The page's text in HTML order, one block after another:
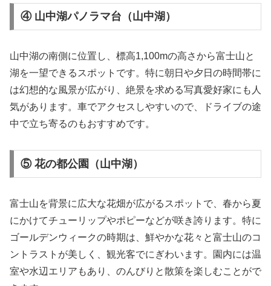
④ 山中湖パノラマ台（山中湖）
山中湖の南側に位置し、標高1,100mの高さから富士山と
湖を一望できるスポットです。特に朝日や夕日の時間帯に
は幻想的な風景が広がり、絶景を求める写真愛好家にも人
気があります。車でアクセスしやすいので、ドライブの途
中で立ち寄るのもおすすめです。
⑤ 花の都公園（山中湖）
富士山を背景に広大な花畑が広がるスポットで、春から夏
にかけてチューリップやポピーなどが咲き誇ります。特に
ゴールデンウィークの時期は、鮮やかな花々と富士山のコ
ントラストが美しく、観光客でにぎわいます。園内には温
室や水辺エリアもあり、のんびりと散策を楽しむことがで